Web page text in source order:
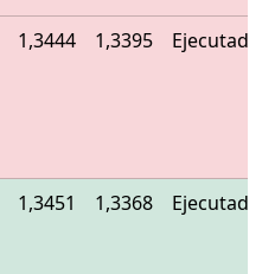
1,3444 1,3395 Ejecutado
1,3451 1,3368 Ejecutado